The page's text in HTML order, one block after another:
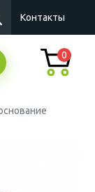
Контакты
0